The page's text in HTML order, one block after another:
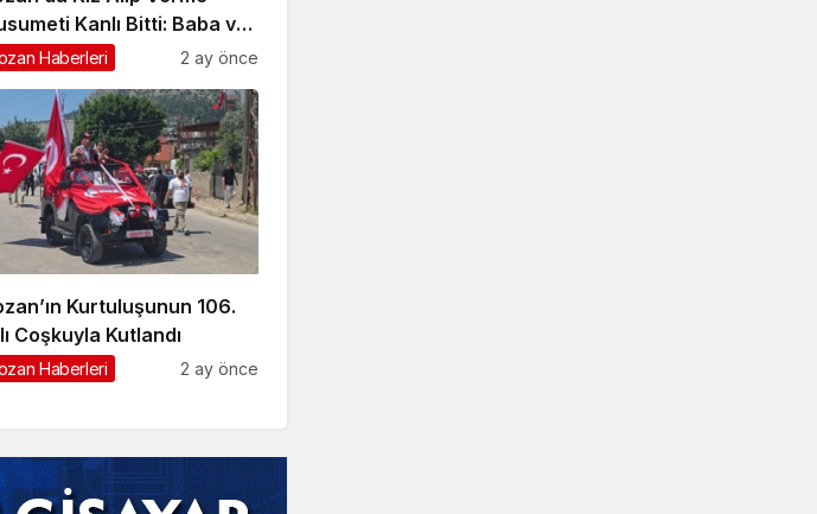
Kanlı Bitti: Baba ve
Hayatını Kaybetti
Haberleri 2 ay önce
Kurtuluşunun 106.
Coşkuyla Kutlandı
Haberleri 2 ay önce